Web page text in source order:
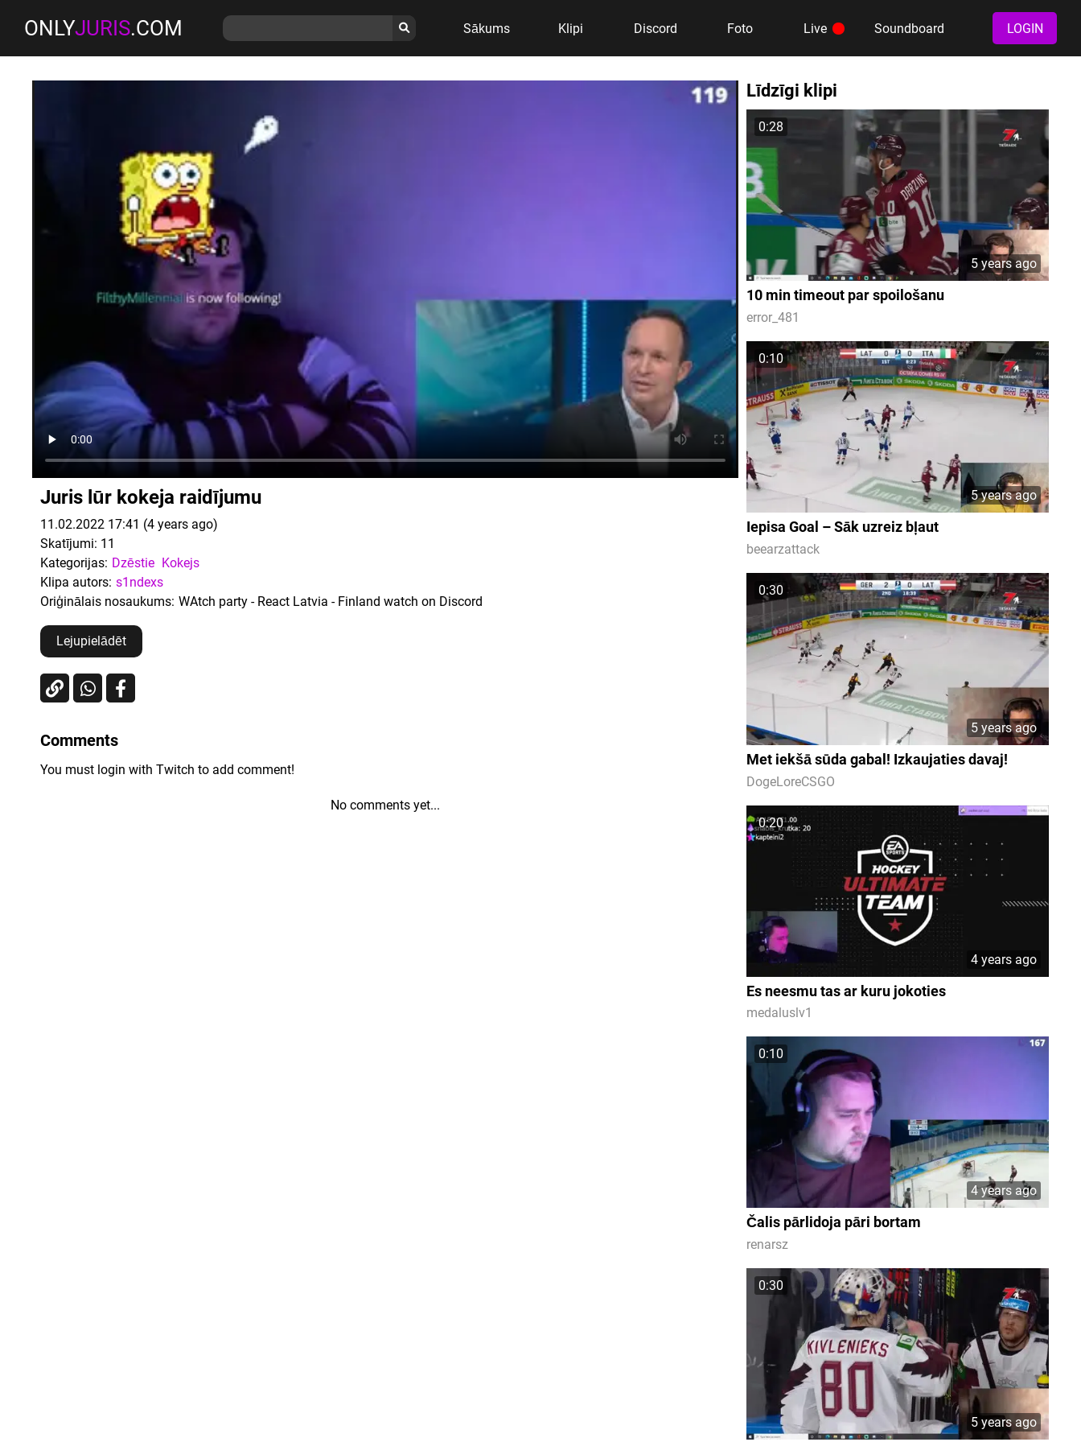
ONLYJURIS.COM Sākums Klipi Discord Foto Live Soundboard LOGIN
Juris lūr kokeja raidījumu
11.02.2022 17:41 (4 years ago)
Skatījumi: 11
Kategorijas: Dzēstie Kokejs
Klipa autors: s1ndexs
Oriģinālais nosaukums: WAtch party - React Latvia - Finland watch on Discord
Lejupielādēt
Comments
You must login with Twitch to add comment!
No comments yet...
Līdzīgi klipi
0:28
5 years ago
10 min timeout par spoilošanu
error_481
0:10
5 years ago
Iepisa Goal – Sāk uzreiz bļaut
beearzattack
0:30
5 years ago
Met iekšā sūda gabal! Izkaujaties davaj!
DogeLoreCSGO
0:20
4 years ago
Es neesmu tas ar kuru jokoties
medaluslv1
0:10
4 years ago
Čalis pārlidoja pāri bortam
renarsz
0:30
5 years ago